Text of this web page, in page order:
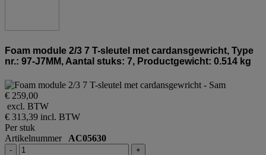
Foam module 2/3 7 T-sleutel met cardansgewricht, Type
nr.: 97-J7MM, Aantal stuks: 7, Productgewicht: 0.514 kg
€ 259,00
excl. BTW
€ 313,39 incl. BTW
Per stuk
Artikelnummer AC05630
- +